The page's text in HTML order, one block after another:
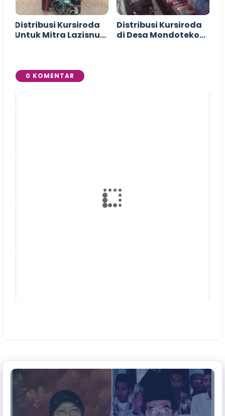
Distribusi Kursiroda
Untuk Mitra Lazisnu
Distribusi Kursiroda
di Desa Mondoteko
0 KOMENTAR